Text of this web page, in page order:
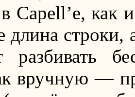
Capell’е, как
длина строки,
разбивать
вручную —